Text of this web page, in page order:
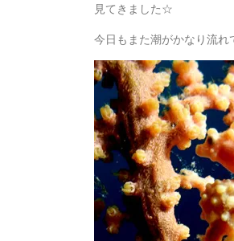
見てきました☆
今日もまた潮がかなり流れ